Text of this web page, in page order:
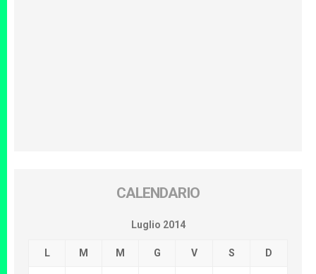
CALENDARIO
Luglio 2014
L M M G V S D